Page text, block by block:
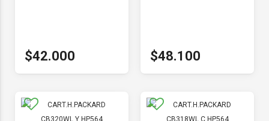
$42.000 $48.100